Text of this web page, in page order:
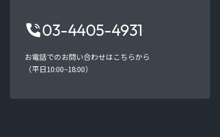
03-4405-4931
お電話でのお問い合わせはこちらから
（平日10:00~18:00）